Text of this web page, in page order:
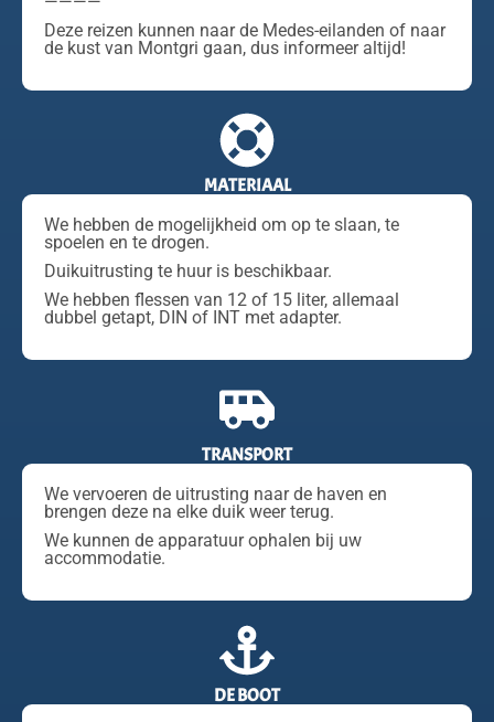
Deze reizen kunnen naar de Medes-eilanden of naar
de kust van Montgri gaan, dus informeer altijd!
MATERIAAL
We hebben de mogelijkheid om op te slaan, te
spoelen en te drogen.
Duikuitrusting te huur is beschikbaar.
We hebben flessen van 12 of 15 liter, allemaal
dubbel getapt, DIN of INT met adapter.
TRANSPORT
We vervoeren de uitrusting naar de haven en
brengen deze na elke duik weer terug.
We kunnen de apparatuur ophalen bij uw
accommodatie.
DE BOOT